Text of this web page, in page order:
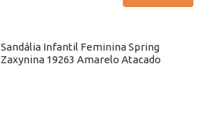
Sandália Infantil Feminina Spring
Zaxynina 19263 Amarelo Atacado